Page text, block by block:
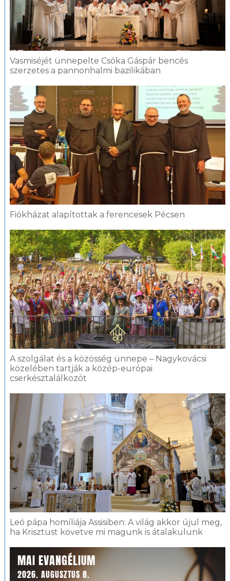
Vasmiséjét ünnepelte Csóka Gáspár bencés
szerzetes a pannonhalmi bazilikában
Fiókházat alapítottak a ferencesek Pécsen
A szolgálat és a közösség ünnepe – Nagykovácsi
közelében tartják a közép-európai
cserkésztalálkozót
Leó pápa homíliája Assisiben: A világ akkor újul meg,
ha Krisztust követve mi magunk is átalakulunk
MAI EVANGÉLIUM
2026. AUGUSZTUS 8.